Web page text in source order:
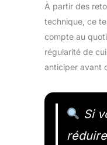
À partir des
technique, ce
compte au
régularité de
anticiper avant
Si